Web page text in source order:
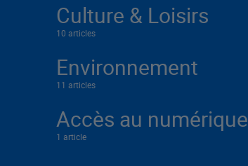
Culture & Loisirs
10 articles
Environnement
11 articles
Accès au numérique
1 article